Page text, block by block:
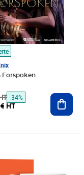
Forspoken
-34%
HT